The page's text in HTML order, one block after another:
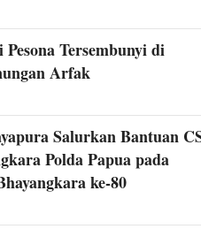
Tersembunyi di
Arfak
Salurkan Bantuan
Polda Papua pada
ke-80